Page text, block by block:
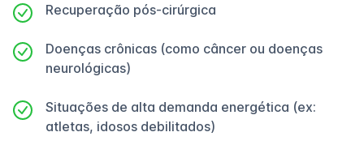
Recuperação pós-cirúrgica
Doenças crônicas (como câncer ou doenças
neurológicas)
Situações de alta demanda energética (ex:
atletas, idosos debilitados)